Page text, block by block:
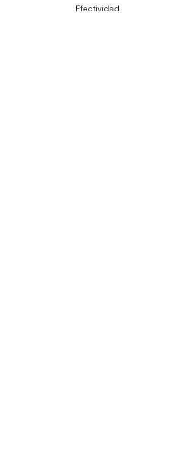
Efectividad